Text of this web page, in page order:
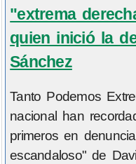
"extrema
quien inició la
Sánchez
Tanto Podemos
nacional han
primeros en
escandaloso" de